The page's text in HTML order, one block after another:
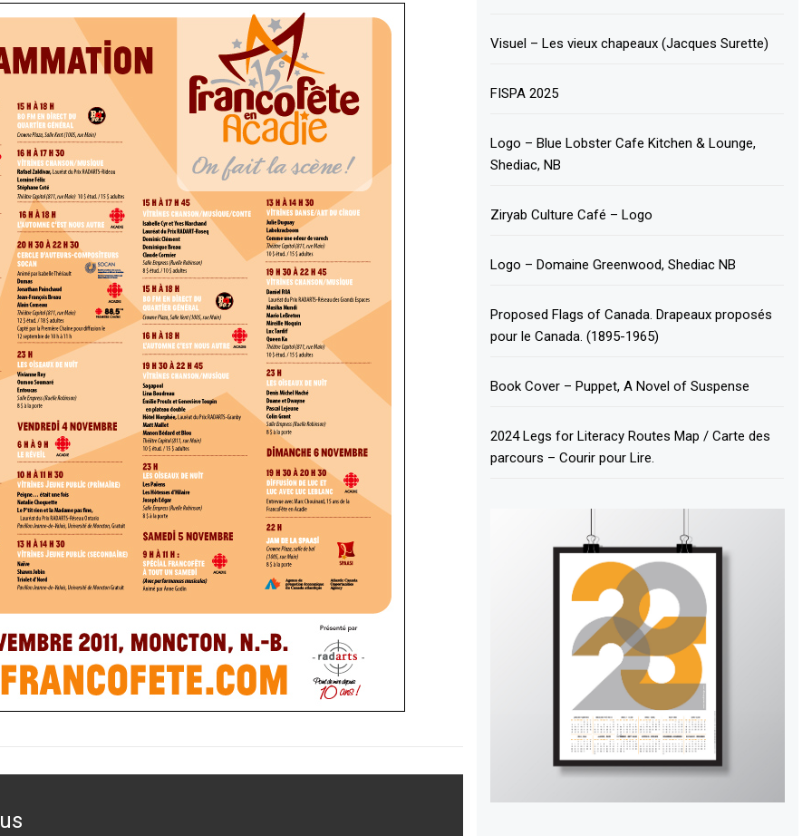
Visuel – Les vieux chapeaux (Jacques Surette)
FISPA 2025
Logo – Blue Lobster Cafe Kitchen & Lounge,
Shediac, NB
Ziryab Culture Café – Logo
Logo – Domaine Greenwood, Shediac NB
Proposed Flags of Canada. Drapeaux proposés
pour le Canada. (1895-1965)
Book Cover – Puppet, A Novel of Suspense
2024 Legs for Literacy Routes Map / Carte des
parcours – Courir pour Lire.